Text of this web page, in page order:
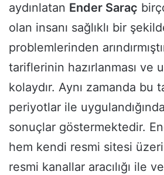
aydınlatan Ender Saraç
olan insanı sağlıklı bir
problemlerinden
tariflerinin hazırlanması ve
kolaydır. Aynı zamanda bu
periyotlar ile
sonuçlar göstermektedir.
hem kendi resmi sitesi
resmi kanallar aracılığı ile